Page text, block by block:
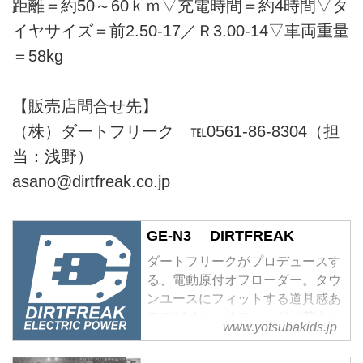
距離＝約50～60ｋｍ▽充電時間＝約4時間▽タ
イヤサイズ＝前2.50-17／Ｒ3.00-14▽車両重量
＝58kg
【販売店問合せ先】
（株）ダートフリーク ℡0561-86-8304（担
当：浅野）
asano@dirtfreak.co.jp
GE-N3 DIRTFREAK
ダートフリークがプロデュースす
る、電動原付オフローダー。タウ
ンユースにフィットする道具感あ
忠実な車体構成。いつもの道も、
道なき道も。
www.yotsubakids.jp